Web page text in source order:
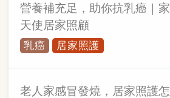
營養補充足，助你抗乳癌｜家
天使居家照顧
乳癌 居家照護
老人家感冒發燒，居家照護怎